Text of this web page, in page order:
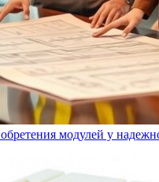
модулей у